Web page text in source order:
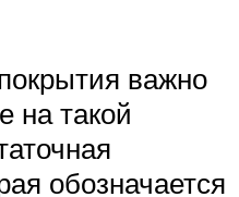
важно
на такой
обозначается